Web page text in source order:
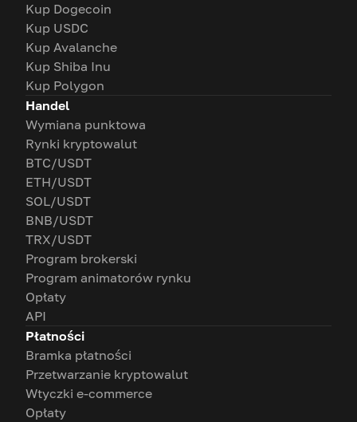
Kup Dogecoin
Kup USDC
Kup Avalanche
Kup Shiba Inu
Kup Polygon
Handel
Wymiana punktowa
Rynki kryptowalut
BTC/USDT
ETH/USDT
SOL/USDT
BNB/USDT
TRX/USDT
Program brokerski
Program animatorów rynku
Opłaty
API
Płatności
Bramka płatności
Przetwarzanie kryptowalut
Wtyczki e-commerce
Opłaty